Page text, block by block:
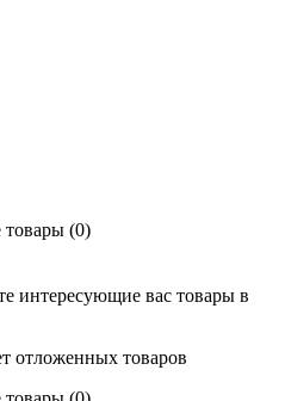
(0)
интересующие вас товары в
отложенных товаров